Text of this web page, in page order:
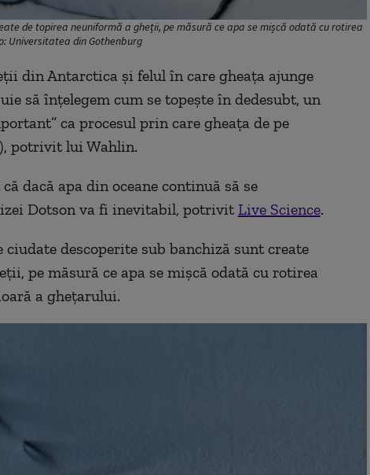
de topirea neuniformă a gheții, pe măsură ce apa se mișcă odată cu rotirea
Universitatea din Gothenburg
din Antarctica și felul în care gheața ajunge
să înțelegem cum se topește în dedesubt, un
ca procesul prin care gheața de pe
potrivit lui Wahlin.
dacă apa din oceane continuă să se
Dotson va fi inevitabil, potrivit Live Science.
descoperite sub banchiză sunt create
pe măsură ce apa se mișcă odată cu rotirea
a ghețarului.